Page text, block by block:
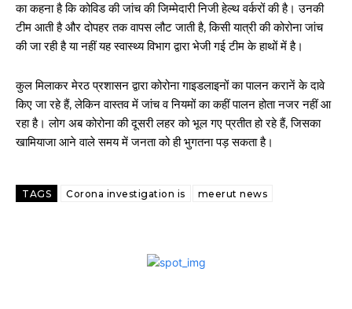
का कहना है कि कोविड की जांच की जिम्मेदारी निजी हेल्थ वर्करों की है। उनकी
टीम आती है और दोपहर तक वापस लौट जाती है, किसी यात्री की कोरोना जांच
की जा रही है या नहीं यह स्वास्थ्य विभाग द्वारा भेजी गई टीम के हाथों में है।
कुल मिलाकर मेरठ प्रशासन द्वारा कोरोना गाइडलाइनों का पालन करानें के दावे
किए जा रहे हैं, लेकिन वास्तव में जांच व नियमों का कहीं पालन होता नजर नहीं आ
रहा है। लोग अब कोरोना की दूसरी लहर को भूल गए प्रतीत हो रहे हैं, जिसका
खामियाजा आने वाले समय में जनता को ही भुगतना पड़ सकता है।
TAGS Corona investigation is meerut news